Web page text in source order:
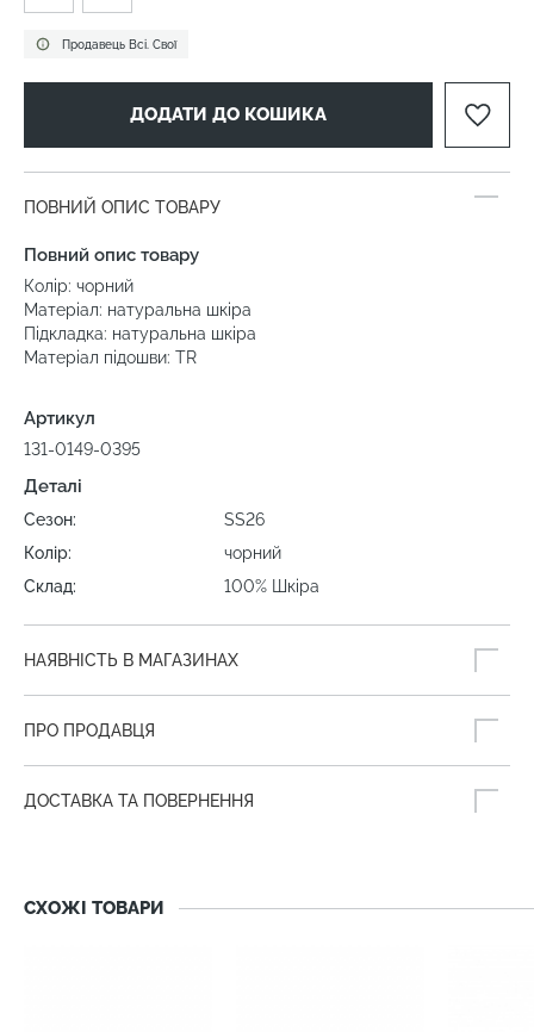
Продавець Всі. Свої
ДОДАТИ ДО КОШИКА
ПОВНИЙ ОПИС ТОВАРУ
Повний опис товару
Колір: чорний
Матеріал: натуральна шкіра
Підкладка: натуральна шкіра
Матеріал підошви: TR
Артикул
131-0149-0395
Деталі
Сезон:
SS26
Колір:
чорний
Склад:
100% Шкіра
НАЯВНІСТЬ В МАГАЗИНАХ
ПРО ПРОДАВЦЯ
ДОСТАВКА ТА ПОВЕРНЕННЯ
СХОЖІ ТОВАРИ